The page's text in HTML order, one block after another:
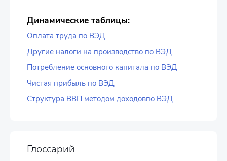
Динамические таблицы:
Оплата труда по ВЭД
Другие налоги на производство по ВЭД
Потребление основного капитала по ВЭД
Чистая прибыль по ВЭД
Структура ВВП методом доходовпо ВЭД
Глоссарий